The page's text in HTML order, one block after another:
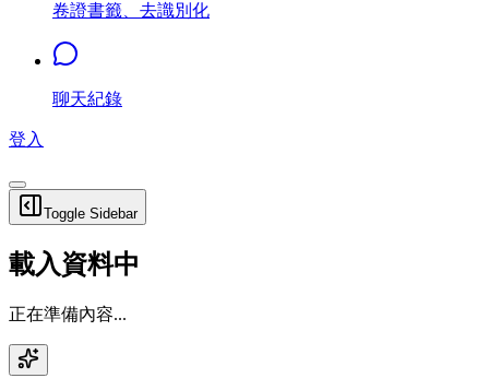
卷證書籤、去識別化
聊天紀錄
登入
Toggle Sidebar
載入資料中
正在準備內容...